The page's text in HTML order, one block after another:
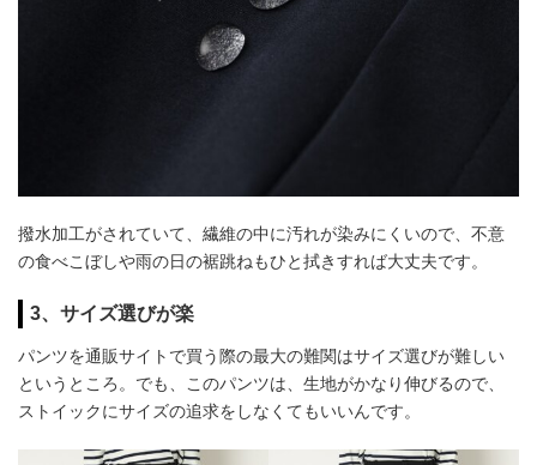
撥水加工がされていて、繊維の中に汚れが染みにくいので、不意
の食べこぼしや雨の日の裾跳ねもひと拭きすれば大丈夫です。
3、サイズ選びが楽
パンツを通販サイトで買う際の最大の難関はサイズ選びが難しい
というところ。でも、このパンツは、生地がかなり伸びるので、
ストイックにサイズの追求をしなくてもいいんです。